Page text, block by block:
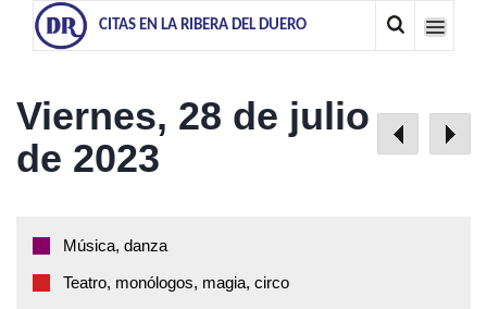
CITAS EN LA RIBERA DEL DUERO
Viernes, 28 de julio
de 2023
Música, danza
Teatro, monólogos, magia, circo